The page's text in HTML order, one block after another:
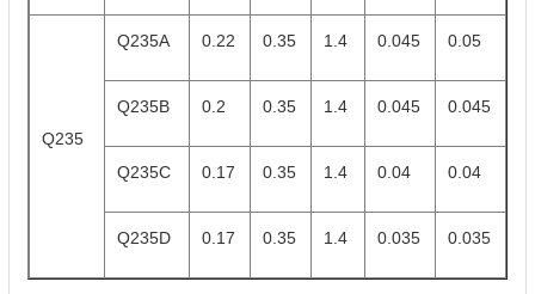
Q235
Q235A 0.22 0.35 1.4 0.045 0.05
Q235B 0.2 0.35 1.4 0.045 0.045
Q235C 0.17 0.35 1.4 0.04 0.04
Q235D 0.17 0.35 1.4 0.035 0.035